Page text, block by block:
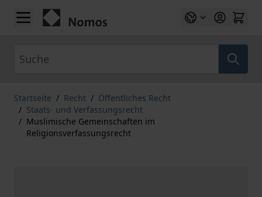
Zum Inhalt springen
Startseite / Recht / Öffentliches Recht
/ Staats- und Verfassungsrecht
/ Muslimische Gemeinschaften im
Religionsverfassungsrecht